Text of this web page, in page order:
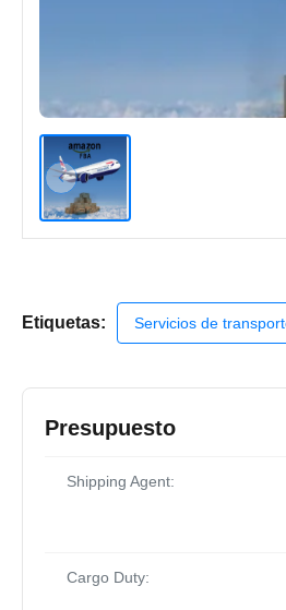
Etiquetas: Servicios de
Presupuesto
Shipping Agent:
Cargo Duty: